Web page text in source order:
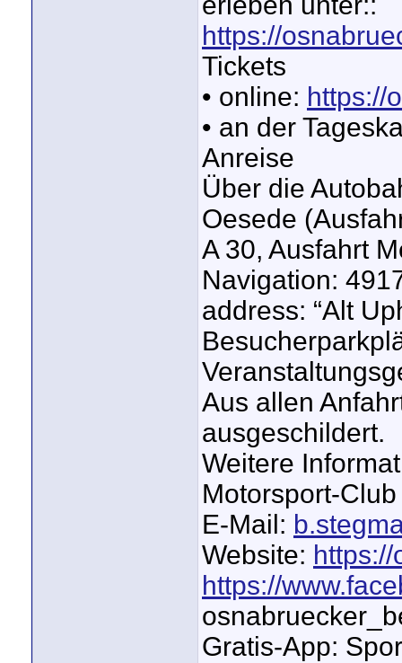
https://
Tickets
• online: https://
• an der
Anreise
Über die
Oesede
A 30, Ausfahrt
Navigation:
address: “Alt
Aus allen
ausgeschildert.
Weitere
Motorsport-
E-Mail:
Website:
https://
Gratis-App: